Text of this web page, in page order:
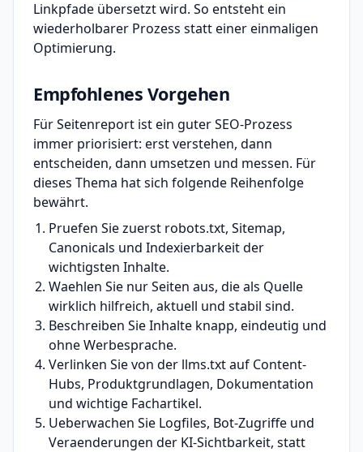
Linkpfade übersetzt wird. So entsteht ein
wiederholbarer Prozess statt einer einmaligen
Optimierung.
Empfohlenes Vorgehen
Für Seitenreport ist ein guter SEO-Prozess
immer priorisiert: erst verstehen, dann
entscheiden, dann umsetzen und messen. Für
dieses Thema hat sich folgende Reihenfolge
bewährt.
Pruefen Sie zuerst robots.txt, Sitemap,
Canonicals und Indexierbarkeit der
wichtigsten Inhalte.
Waehlen Sie nur Seiten aus, die als Quelle
wirklich hilfreich, aktuell und stabil sind.
Beschreiben Sie Inhalte knapp, eindeutig und
ohne Werbesprache.
Verlinken Sie von der llms.txt auf Content-
Hubs, Produktgrundlagen, Dokumentation
und wichtige Fachartikel.
Ueberwachen Sie Logfiles, Bot-Zugriffe und
Veraenderungen der KI-Sichtbarkeit, statt